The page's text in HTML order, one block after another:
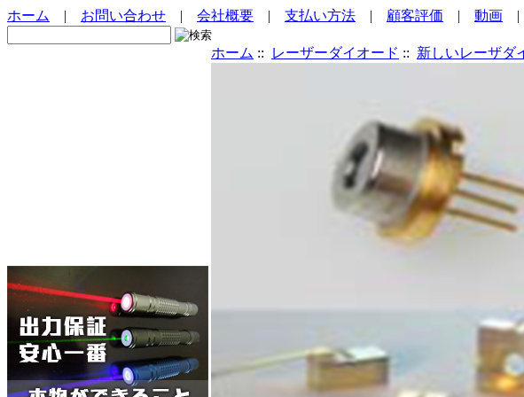
ホーム | お問い合わせ | 会社概要 | 支払い方法 | 顧客評価 | 動画
ホーム :: レーザーダイオード :: 新しいレーザダ